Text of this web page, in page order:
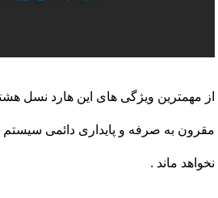
از مهمترین ویژگی های این هارد نسل
مقرون به صرفه و پایداری دائمی
نخواهد ماند .